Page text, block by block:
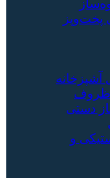
پخت‌وپز
آشپزخانه
ظروف
دستی
و